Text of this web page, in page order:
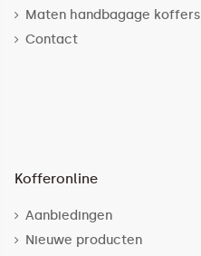
Maten handbagage koffers
Contact
Kofferonline
Aanbiedingen
Nieuwe producten